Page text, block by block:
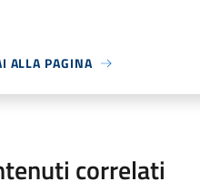
ALLA PAGINA
correlati